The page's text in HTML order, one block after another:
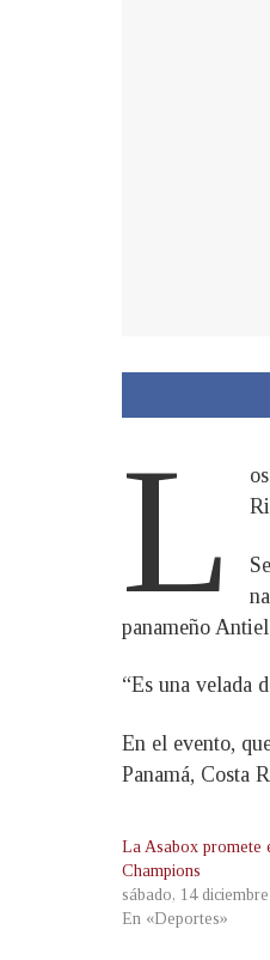
L
panameño
“Es una velada
En el evento,
Panamá, Costa
La Asabox promete
Champions
sábado, 14
En «Deportes»